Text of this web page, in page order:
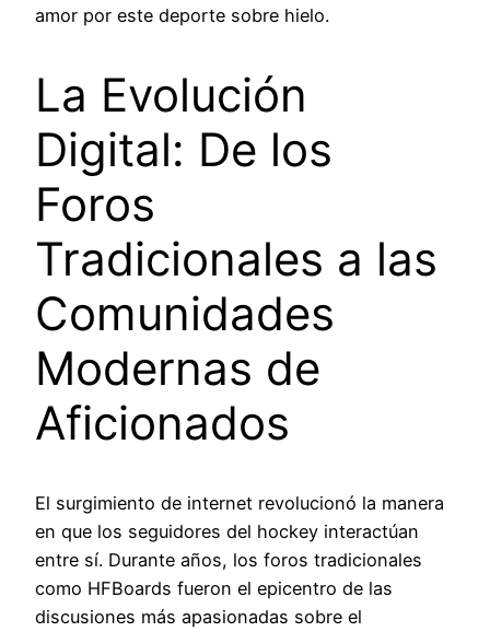
amor por este deporte sobre hielo.
La Evolución
Digital: De los
Foros
Tradicionales a las
Comunidades
Modernas de
Aficionados
El surgimiento de internet revolucionó la manera
en que los seguidores del hockey interactúan
entre sí. Durante años, los foros tradicionales
como HFBoards fueron el epicentro de las
discusiones más apasionadas sobre el